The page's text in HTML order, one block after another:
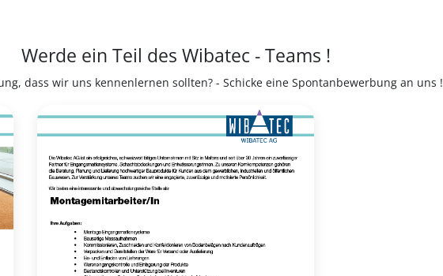
Werde ein Teil des Wibatec - Teams !
dass wir uns kennenlernen sollten? - Schicke eine Spontanbewerbung an uns !